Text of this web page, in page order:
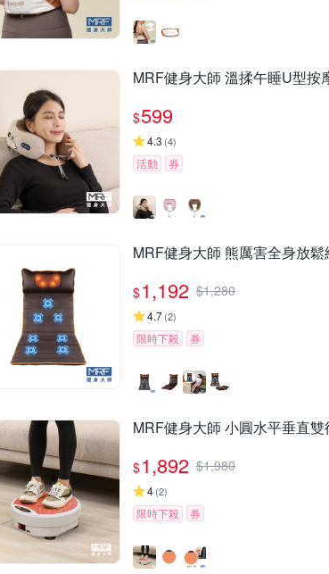
MRF健身大師 溫揉午睡U型按
$599
4.3 (4)
活動 券
MRF健身大師 熊厲害全身放
$1,192 $1,280
4.7(2)
限時下殺 券
MRF健身大師 ⼩圓⽔平垂直
$1,892 $1,980
4(2)
限時下殺 券